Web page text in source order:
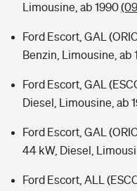
Limousine, ab 1990
Ford Escort, GAL
Benzin, Limousine, ab
Ford Escort, GAL
Diesel, Limousine, ab
Ford Escort, GAL
44 kW, Diesel,
Ford Escort, ALL